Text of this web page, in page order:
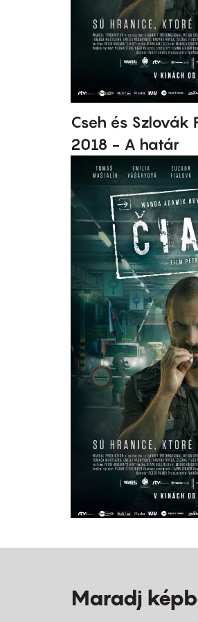
Cseh és Szlovák
2018 - A határ
Maradj